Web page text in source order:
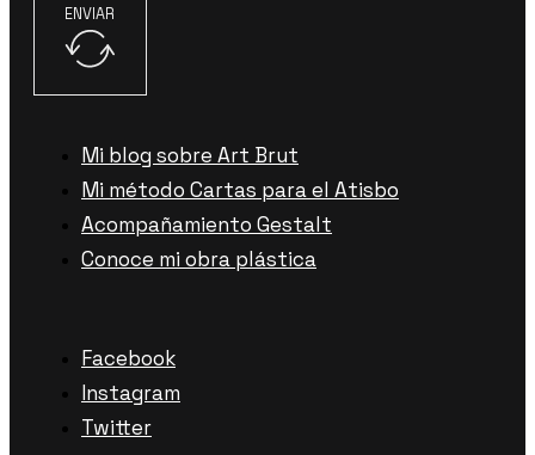
ENVIAR
Mi blog sobre Art Brut
Mi método Cartas para el Atisbo
Acompañamiento Gestalt
Conoce mi obra plástica
Facebook
Instagram
Twitter